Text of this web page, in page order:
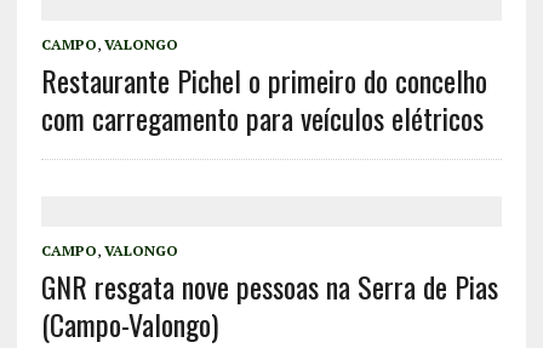
CAMPO, VALONGO
Restaurante Pichel o primeiro do concelho
com carregamento para veículos elétricos
CAMPO, VALONGO
GNR resgata nove pessoas na Serra de Pias
(Campo-Valongo)